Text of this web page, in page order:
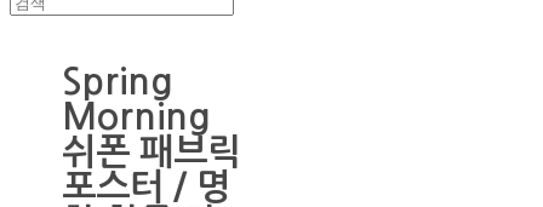
Spring
Morning
쉬폰 패브릭
포스터 / 명